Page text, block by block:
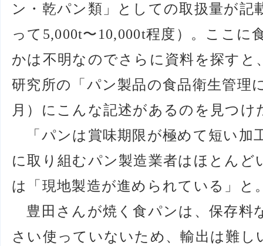
ン・乾パン類」としての取扱量が記
って5,000t〜10,000t程度）。ここに
かは不明なのでさらに資料を探すと
研究所の「パン製品の食品衛生管理
月）にこんな記述があるのを見つ
「パンは賞味期限が極めて短い加
に取り組むパン製造業者はほとんど
は「現地製造が進められている」と
豊田さんが焼く食パンは、保存料
さい使っていないため、輸出は難